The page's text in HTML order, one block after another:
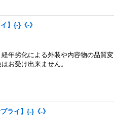
】{-}《-》
年劣化による外装や内容物の品質変
お受け出来ません。
ライ】{-}《-》